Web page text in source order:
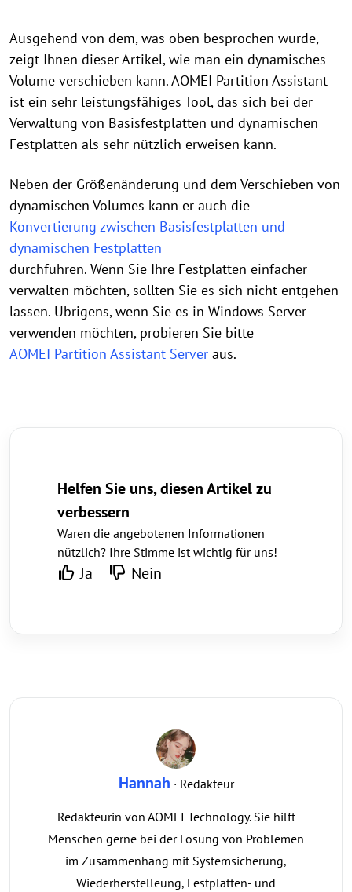
Ausgehend von dem, was oben besprochen wurde,
zeigt Ihnen dieser Artikel, wie man ein dynamisches
Volume verschieben kann. AOMEI Partition Assistant
ist ein sehr leistungsfähiges Tool, das sich bei der
Verwaltung von Basisfestplatten und dynamischen
Festplatten als sehr nützlich erweisen kann.
Neben der Größenänderung und dem Verschieben von
dynamischen Volumes kann er auch die
Konvertierung zwischen Basisfestplatten und
dynamischen Festplatten
durchführen. Wenn Sie Ihre Festplatten einfacher
verwalten möchten, sollten Sie es sich nicht entgehen
lassen. Übrigens, wenn Sie es in Windows Server
verwenden möchten, probieren Sie bitte
AOMEI Partition Assistant Server aus.
Helfen Sie uns, diesen Artikel zu
verbessern
Waren die angebotenen Informationen
nützlich? Ihre Stimme ist wichtig für uns!
Ja Nein
Hannah · Redakteur
Redakteurin von AOMEI Technology. Sie hilft
Menschen gerne bei der Lösung von Problemen
im Zusammenhang mit Systemsicherung,
Wiederherstelleung, Festplatten- und